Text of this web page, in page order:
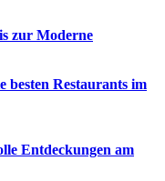
zur Moderne
besten Restaurants im
Entdeckungen am